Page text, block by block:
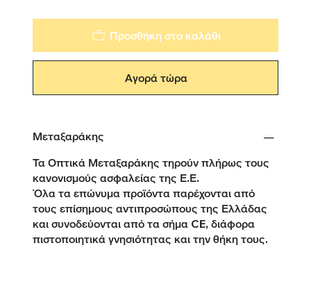
Προσθήκη στο καλάθι
Αγορά τώρα
Μεταξαράκης
Τα Οπτικά Μεταξαράκης τηρούν πλήρως τους
κανονισμούς ασφαλείας της Ε.Ε.
Όλα τα επώνυμα προϊόντα παρέχονται από
τους επίσημους αντιπροσώπους της Ελλάδας
και συνοδεύονται από τα σήμα CE, διάφορα
πιστοποιητικά γνησιότητας και την θήκη τους.